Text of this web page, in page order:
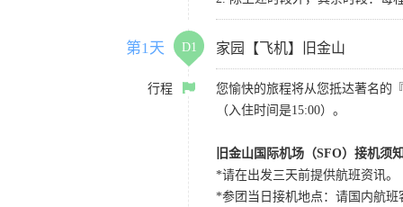
第1天 D1 家园【飞机】旧金山
行程
您愉快的旅程将从您抵达著名的
（入住时间是15:00）。
旧金山国际机场（SFO）接机须
*请在出发三天前提供航班资讯。
*参团当日接机地点：请国内航班